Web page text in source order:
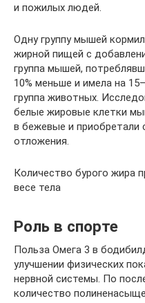
и пожилых людей.
Одну группу мышей
жирной пищей с
группа мышей,
10% меньше и имела на
группа животных.
белые жировые клетки
в бежевые и приобретали
отложения.
Количество бурого жира
весе тела
Роль в спорте
Польза Омега 3 в
улучшении физических
нервной системы. По
количество